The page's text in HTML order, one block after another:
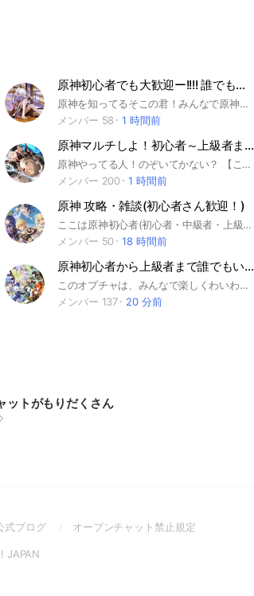
原神初心者でも大歓迎ー!!!! 誰でも楽しくマルチ・雑談できます✨❕
原神を知ってるそこの君！みんなで原神をやらないかい？秘境、週ボスなどなどお手伝いもいきまっせ！もちろん別のゲームの話などなど雑談でも大丈夫！原神初心者から上級者まで全員歓迎！原神をやってないって人もぜひぜひ！キャラ、聖遺物の自慢でもなんでもOK! #原神 #Genshin #雑談 #原神初心者
メンバー 58
1 時間前
原神マルチしよ！初心者～上級者まで誰でもおけ！
原神やってる人！のぞいてかない？ 【このオプの特徴】 ・みんなマルチ大好きだから、マルチ募集したら誰かしらは来てくれます！ ・聖遺物の質問等にはめちゃ詳細すぎるアドバイスが返ってきます！ ・不定期にライトやってます！新規さんも遠慮せず入ってきてね〜 ・しっかりとした管理体制により荒らしが入ってきたことはありません！ 興味が湧き始めたそこのあなた！この楽しく個性豊かなオプに入ってみませんか？？ 入ったら名前の横に世界ランク書くのと、ノートに自己紹介もお願いします！ 大事なノートも確認してね！ ゆるくやっていく予定ですが即抜けや荒らしは強制退会、再参加禁止とさせていただきます みんなで楽しくやってこ！！ #原神 #初心者 #原神マルチ #雑談 開設 2024/10/22 100人🎊 2024/12/12 200人🎊 2025/3/8
メンバー 200
1 時間前
原神 攻略・雑談(初心者さん歓迎！)
ここは原神初心者(初心者・中級者・上級者さん)の集まると集いの場です！助け合い・楽しみながら遊べるフレンドを募集したり、雑談したり。上下関係を作らず、わいわい楽しめる場所にしたいと思っています！ルールを守って楽しい原神lifeを送りましょう！ サブトークルームに、スタレ、ゼンゼロ、鳴潮部屋もあるのでぜひ！ ルール↓ ・リーク‪× ・荒らしは即強制退会させます ・即抜け禁止 ・ストーリーのネタバレ× (※ストーリー専用のサブトークルームがあります) ・過度な発言、暴言など。 × ルールさえ守っていただければ、あとは自由なOCです。 タグ #原神 #崩壊スターレイル #スタレ #崩スタ #ゼンゼロ #ゼンレスゾーンゼロ #HoYoverse #鳴潮 #原神初心者 #原神上級者 #原神雑談 #原神攻略 #七聖召喚
メンバー 50
18 時間前
原神初心者から上級者まで誰でもいらっしゃい！ 雑談多
このオプチャは、みんなで楽しくわいわい盛り上がるための場所！ 初心者もガチ勢も大歓迎◎「このキャラ育てたい！」「聖遺物これでいい？」「推し語り聞いて！」とか、なんでも話してOK♪ 雑談もOK！というか、雑談が大半😂とにかく原神が好きな人、色んなゲームを大人数でワチャワチャしたい人、気軽に参加してね〜！ ⚠️注意事項⚠️ ・誹謗中傷・暴言はNG！ ・許可のない宣伝や勧誘はごめんなさい💦 ・みんなに優しく！ ･即抜け行為はご遠慮ください🥹 ※詳しくは入ったときにbotを使って誘導するのでそこでご確認ください！
メンバー 137
20 分前
ットがもりだくさん
式ブログ
(Openオープンチャット禁止規定(Open
JAPAN